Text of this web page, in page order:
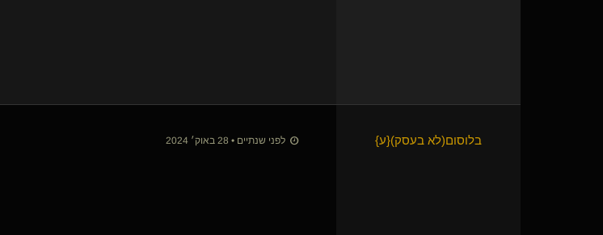
בלוסום​(לא בעסק)​{ע} לפני שנתיים • 28 באוק׳ 2024